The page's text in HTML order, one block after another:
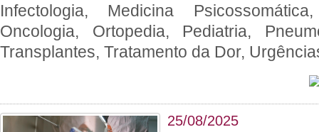
Infectologia, Medicina
Oncologia, Ortopedia, Pediatria,
Transplantes, Tratamento da Dor,
25/08/2025